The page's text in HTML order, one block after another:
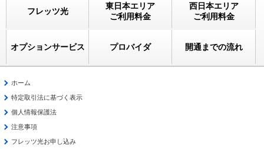
フレッツ光
東日本エリア
ご利用料金
西日本エリア
ご利用料金
オプションサービス プロバイダ 開通までの流れ
ホーム
特定取引法に基づく表示
個人情報保護法
注意事項
フレッツ光お申し込み